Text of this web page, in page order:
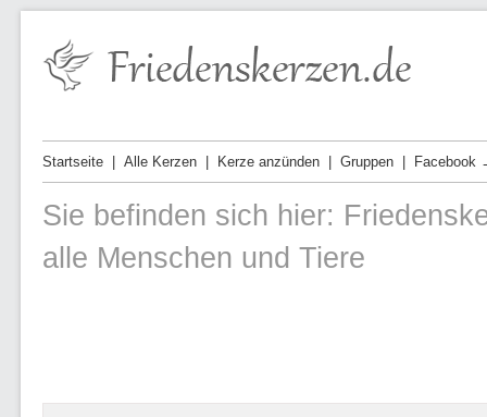
Startseite Alle Kerzen Kerze anzünden Gruppen Facebook
Sie befinden sich hier:
alle Menschen und Tiere